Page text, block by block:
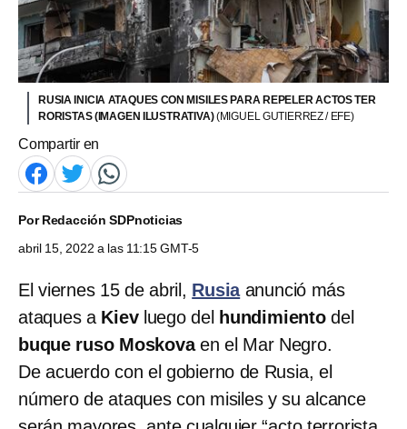
RUSIA INICIA ATAQUES CON MISILES PARA REPELER ACTOS TER
RORISTAS (IMAGEN ILUSTRATIVA)(MIGUEL GUTIERREZ / EFE)
Compartir en
PorRedacción SDPnoticias
abril 15, 2022 a las 11:15 GMT-5
El viernes 15 de abril, Rusiaanunció más
ataques a Kiev luego del hundimientodel
buque ruso Moskovaen el Mar Negro.
De acuerdo con el gobierno de Rusia, el
número de ataques con misiles y su alcance